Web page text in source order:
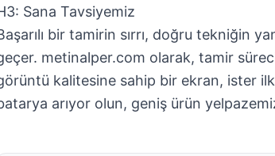
Sana Tavsiyemiz
bir tamirin sırrı, doğru tekniğin
metinalper.com olarak, tamir
kalitesine sahip bir ekran, ister
arıyor olun, geniş ürün